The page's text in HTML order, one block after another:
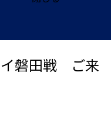
イ磐田戦 ご来